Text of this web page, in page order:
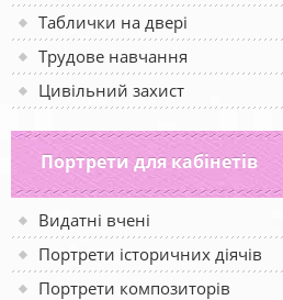
Таблички на двері
Трудове навчання
Цивільний захист
Портрети для кабінетів
Видатні вчені
Портрети історичних діячів
Портрети композиторів